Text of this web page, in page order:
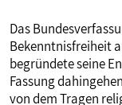
Das
Bekenntnisfreiheit
begründete seine
Fassung
von dem Tragen